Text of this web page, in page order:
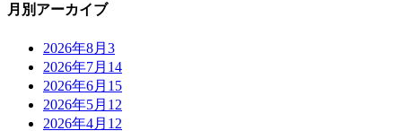
月別アーカイブ
2026年8月 3
2026年7月 14
2026年6月 15
2026年5月 12
2026年4月 12